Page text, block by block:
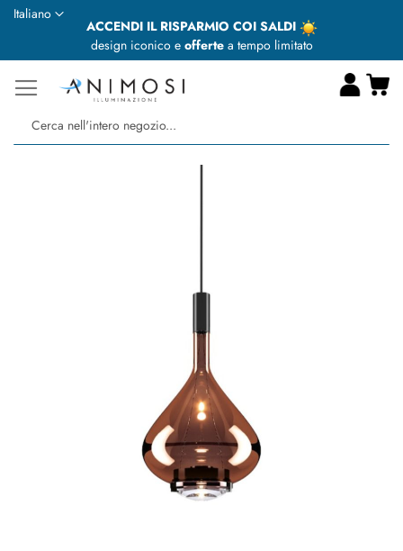
ACCENDI IL RISPARMIO COI SALDI
design iconico e offertea tempo limitato
Lingua
Italiano